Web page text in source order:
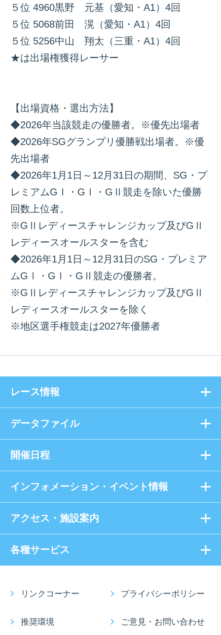
５位 4960黒野 元基（愛知・A1）4回
５位 5068前田 滉（愛知・A1）4回
５位 5256中山 翔太（三重・A1）4回
★は出場権獲得レーサー
【出場資格・選出方法】
◆2026年当該競走の優勝者。※優先出場者
◆2026年SGグランプリ優勝戦出場者。※優
先出場者
◆2026年1月1日～12月31日の期間、SG・プ
レミアムGⅠ・GⅠ・GⅡ競走を除いた優勝
回数上位者。
※GⅡレディースチャレンジカップ及びGⅡ
レディースオールスターを含む
◆2026年1月1日～12月31日のSG・プレミア
ムGⅠ・GⅠ・GⅡ競走の優勝者。
※GⅡレディースチャレンジカップ及びGⅡ
レディースオールスターを除く
※地区選手権競走は2027年優勝者
レース情報
データファイル
開催日程
インフォメーション・イベント情報
アクセス・施設案内
各種サービス
リンクコーナー プライバシーポリシー
推奨環境 ご意見・お問い合わせ